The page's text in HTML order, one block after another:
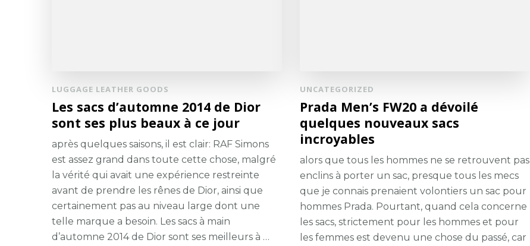
LUGGAGE LEATHER GOODS
Les sacs d’automne 2014 de Dior
sont ses plus beaux à ce jour
après quelques saisons, il est clair: RAF Simons
est assez grand dans toute cette chose, malgré
la vérité qui avait une expérience restreinte
avant de prendre les rênes de Dior, ainsi que
certainement pas au niveau large dont une
telle marque a besoin. Les sacs à main
d’automne 2014 de Dior sont ses meilleurs à …
UNCATEGORIZED
Prada Men’s FW20 a dévoilé
quelques nouveaux sacs
incroyables
alors que tous les hommes ne se retrouvent pas
enclins à porter un sac, presque tous les mecs
que je connais prenaient volontiers un sac pour
hommes Prada. Pourtant, quand cela concerne
les sacs, strictement pour les hommes et pour
les femmes est devenu une chose du passé, car